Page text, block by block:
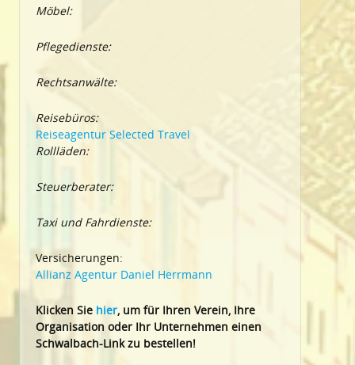
Möbel:
Pflegedienste:
Rechtsanwälte:
Reisebüros:
Reiseagentur Selected Travel
Rollläden:
Steuerberater:
Taxi und Fahrdienste:
Versicherungen:
Allianz Agentur Daniel Herrmann
Klicken Sie hier, um für Ihren Verein, Ihre
Organisation oder Ihr Unternehmen einen
Schwalbach-Link zu bestellen!